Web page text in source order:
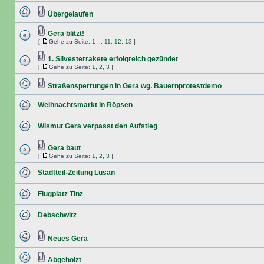
Übergelaufen
Gera blitzt!
[ Gehe zu Seite: 1 11 12 13 ]
1. Silvesterrakete erfolgreich gezündet
[ Gehe zu Seite: 1 2 3 ]
Straßensperrungen in Gera wg. Bauernprotestdemo
Weihnachtsmarkt in Röpsen
Wismut Gera verpasst den Aufstieg
Gera baut
[ Gehe zu Seite: 1 2 3 ]
Stadtteil-Zeitung Lusan
Flugplatz Tinz
Debschwitz
Neues Gera
Abgeholzt